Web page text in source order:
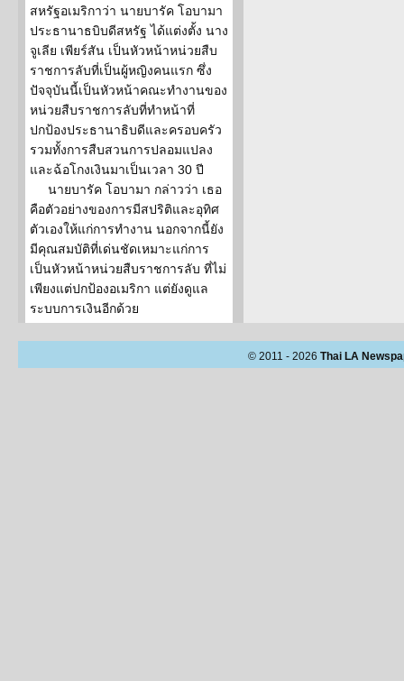
สหรัฐอเมริกาว่า นายบารัค โอบามา
ประธานาธบิบดีสหรัฐ ได้แต่งตั้ง นาง
จูเลีย เพียร์สัน เป็นหัวหน้าหน่วยสืบ
ราชการลับที่เป็นผู้หญิงคนแรก ซึ่ง
ปัจจุบันนี้เป็นหัวหน้าคณะทำงานของ
หน่วยสืบราชการลับที่ทำหน้าที่
ปกป้องประธานาธิบดีและครอบครัว
รวมทั้งการสืบสวนการปลอมแปลง
และฉ้อโกงเงินมาเป็นเวลา 30 ปี
นายบารัค โอบามา กล่าวว่า เธอ
คือตัวอย่างของการมีสปริติและอุทิศ
ตัวเองให้แก่การทำงาน นอกจากนี้ยัง
มีคุณสมบัติที่เด่นชัดเหมาะแก่การ
เป็นหัวหน้าหน่วยสืบราชการลับ ที่ไม่
เพียงแต่ปกป้องอเมริกา แต่ยังดูแล
ระบบการเงินอีกด้วย
© 2011 - 2026 Thai LA